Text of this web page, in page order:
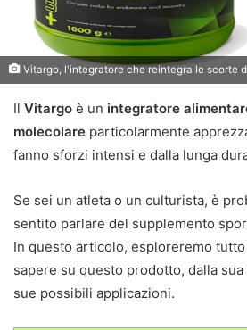
Vitargo, l'integratore che reintegra le scorte
Il Vitargo è un integratore
molecolare particolarmente
fanno sforzi intensi e dalla lunga
Se sei un atleta o un culturista, è
sentito parlare del supplemento
In questo articolo, esploreremo
sapere su questo prodotto, dalla
sue possibili applicazioni.